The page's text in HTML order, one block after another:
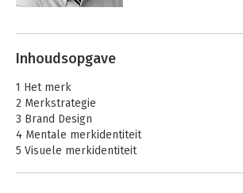
om te groeien
Inhoudsopgave
1 Het merk
2 Merkstrategie
3 Brand Design
4 Mentale merkidentiteit
5 Visuele merkidentiteit